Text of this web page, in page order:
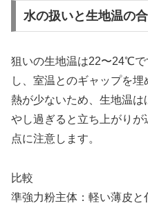
水の扱いと生地温の
狙いの生地温は22〜24℃
し、室温とのギャップを
熱が少ないため、生地温
やし過ぎると立ち上がり
点に注意します。
比較
準強力粉主体：軽い薄皮